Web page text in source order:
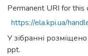
Permanent URI for this
https://ela.kpi.ua/
У зібранні
ppt.